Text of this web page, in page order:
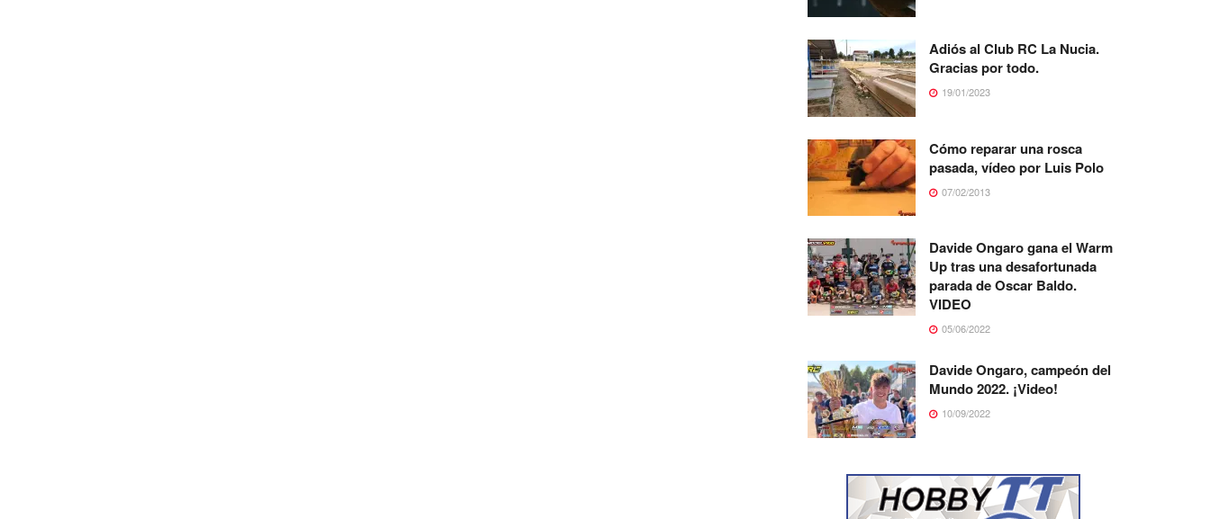
Adiós al Club RC La Nucia.
Gracias por todo.
19/01/2023
Cómo reparar una rosca
pasada, vídeo por Luis Polo
07/02/2013
Davide Ongaro gana el Warm
Up tras una desafortunada
parada de Oscar Baldo.
VIDEO
05/06/2022
Davide Ongaro, campeón del
Mundo 2022. ¡Video!
10/09/2022